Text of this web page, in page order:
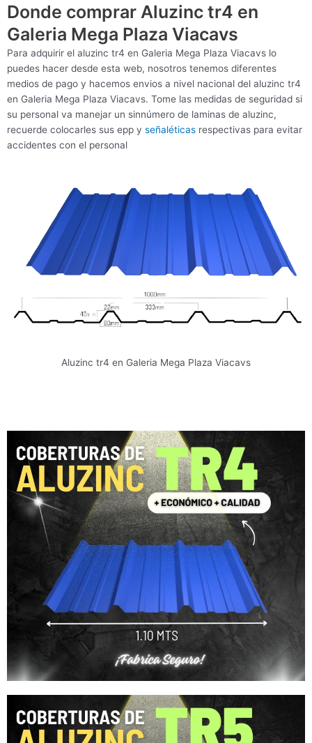
Donde comprar Aluzinc tr4 en
Galeria Mega Plaza Viacavs
Para adquirir el aluzinc tr4 en Galeria Mega Plaza Viacavs lo
puedes hacer desde esta web, nosotros tenemos diferentes
medios de pago y hacemos envios a nivel nacional del aluzinc tr4
en Galeria Mega Plaza Viacavs. Tome las medidas de seguridad si
su personal va manejar un sinnúmero de laminas de aluzinc,
recuerde colocarles sus epp y señaléticas respectivas para evitar
accidentes con el personal
Aluzinc tr4 en Galeria Mega Plaza Viacavs